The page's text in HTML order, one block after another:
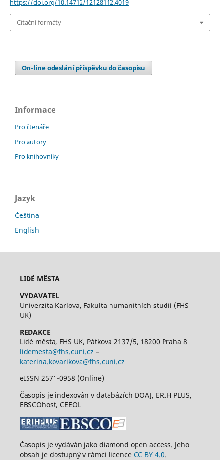
https://doi.org/10.14712/12128112.4019
Citační formáty
On-line odeslání příspěvku do časopisu
Informace
Pro čtenáře
Pro autory
Pro knihovníky
Jazyk
Čeština
English
LIDÉ MĚSTA
VYDAVATEL
Univerzita Karlova, Fakulta humanitních studií (FHS
UK)
REDAKCE
Lidé města, FHS UK, Pátkova 2137/5, 18200 Praha 8
lidemesta@fhs.cuni.cz –
katerina.kovarikova@fhs.cuni.cz
eISSN 2571-0958 (Online)
Časopis je indexován v databázích DOAJ, ERIH PLUS,
EBSCOhost, CEEOL.
Časopis je vydáván jako diamond open access. Jeho
obsah je dostupný v rámci licence CC BY 4.0.